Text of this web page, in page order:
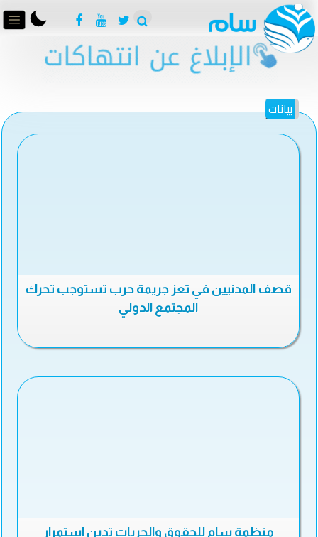
بيانات
قصف المدنيين في تعز جريمة حرب تستوجب تحرك
المجتمع الدولي
منظمة سام للحقوق والحريات تدين استمرار